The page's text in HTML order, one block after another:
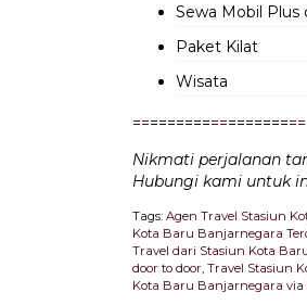
Sewa Mobil Plus
Paket Kilat
Wisata
====================
Nikmati perjalanan
Hubungi kami untuk
Tags: Agen Travel Stasiun
Kota Baru Banjarnegara
Travel dari Stasiun Kota
door to door Travel Stasiun
Kota Baru Banjarnegara via